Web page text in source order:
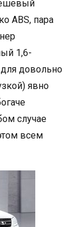
ABS, пара
1,6-
довольно
явно
случае
всем